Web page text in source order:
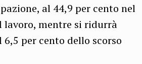
al 44,9 per cento nel
lavoro, mentre si ridurrà
per cento dello scorso